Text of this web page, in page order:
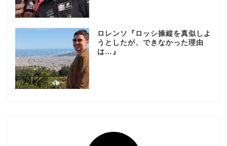
ロレンソ『ロッシ操縦を真似しよ
うとしたが、できなかった理由
は…』